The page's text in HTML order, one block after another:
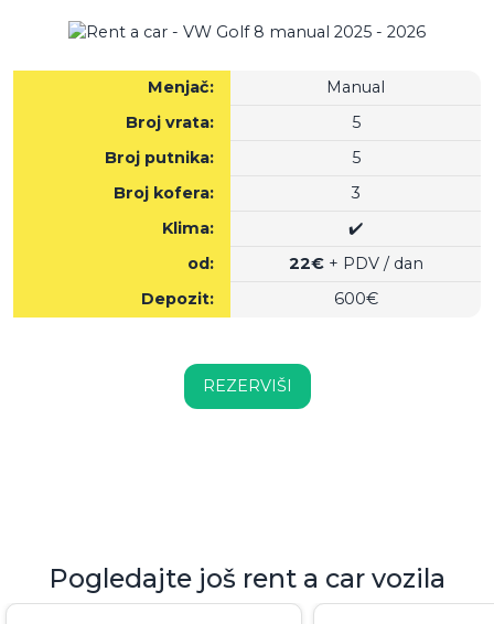
Menjač:
Manual
Broj vrata:
5
Broj putnika:
5
Broj kofera:
3
Klima:
✔️
od:
22€+ PDV / dan
Depozit:
600€
REZERVIŠI
Pogledajte još rent a car vozila